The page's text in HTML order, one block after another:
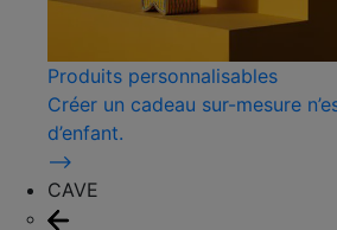
Produits personnalisables
Créer un cadeau sur-mesure
d’enfant.
⟶
CAVE